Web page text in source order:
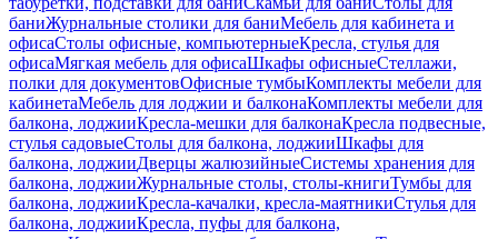
баниЖурнальные столики для баниМебель для кабинета и
офисаСтолы офисные, компьютерныеКресла, стулья для
офисаМягкая мебель для офисаШкафы офисныеСтеллажи,
полки для документовОфисные тумбыКомплекты мебели для
кабинетаМебель для лоджии и балконаКомплекты мебели для
балкона, лоджииКресла-мешки для балконаКресла подвесные,
стулья садовыеСтолы для балкона, лоджииШкафы для
балкона, лоджииДверцы жалюзийныеСистемы хранения для
балкона, лоджииЖурнальные столы, столы-книгиТумбы для
балкона, лоджииКресла-качалки, кресла-маятникиСтулья для
балкона, лоджииКресла, пуфы для балкона,